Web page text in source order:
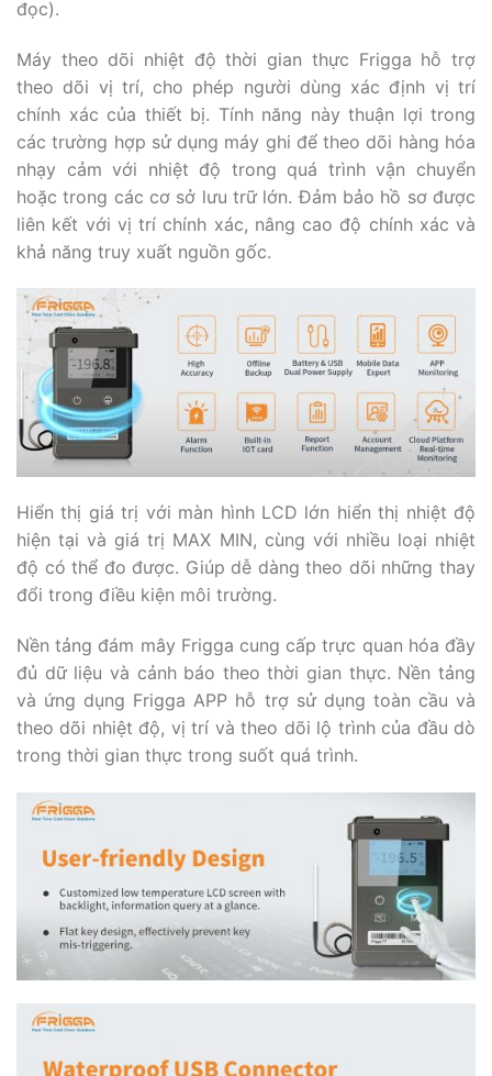
đọc).
Máy theo dõi nhiệt độ thời gian thực Frigga hỗ trợ
theo dõi vị trí, cho phép người dùng xác định vị trí
chính xác của thiết bị. Tính năng này thuận lợi trong
các trường hợp sử dụng máy ghi để theo dõi hàng hóa
nhạy cảm với nhiệt độ trong quá trình vận chuyển
hoặc trong các cơ sở lưu trữ lớn. Đảm bảo hồ sơ được
liên kết với vị trí chính xác, nâng cao độ chính xác và
khả năng truy xuất nguồn gốc.
Hiển thị giá trị với màn hình LCD lớn hiển thị nhiệt độ
hiện tại và giá trị MAX MIN, cùng với nhiều loại nhiệt
độ có thể đo được. Giúp dễ dàng theo dõi những thay
đổi trong điều kiện môi trường.
Nền tảng đám mây Frigga cung cấp trực quan hóa đầy
đủ dữ liệu và cảnh báo theo thời gian thực. Nền tảng
và ứng dụng Frigga APP hỗ trợ sử dụng toàn cầu và
theo dõi nhiệt độ, vị trí và theo dõi lộ trình của đầu dò
trong thời gian thực trong suốt quá trình.